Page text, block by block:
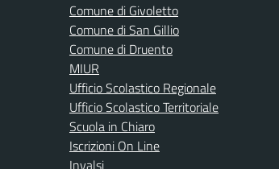
Comune di Givoletto
Comune di San Gillio
Comune di Druento
MIUR
Ufficio Scolastico Regionale
Ufficio Scolastico Territoriale
Scuola in Chiaro
Iscrizioni On Line
Invalsi